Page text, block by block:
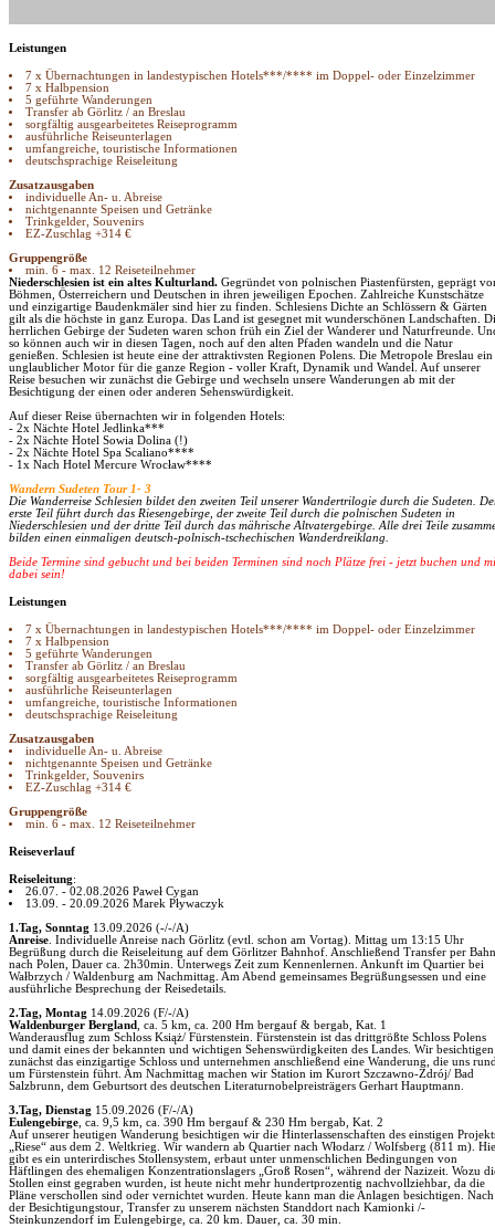
Leistungen
7 x Übernachtungen in landestypischen Hotels***/­**** im Doppel- oder Einzelzimmer
7 x Halbpension
5 geführte Wanderungen
Transfer ab Görlitz /­ an Breslau
sorgfältig ausgearbeitetes Reiseprogramm
ausführliche Reiseunterlagen
umfangreiche, touristische Informationen
deutschsprachige Reiseleitung
Zusatzausgaben
individuelle An- u. Abreise
nichtgenannte Speisen und Getränke
Trinkgelder, Souvenirs
EZ-Zuschlag +314 €
Gruppengröße
min. 6 - max. 12 Reiseteilnehmer
Niederschlesien ist ein altes Kulturland. Gegründet von polnischen Piastenfürsten, geprägt
Böhmen, Österreichern und Deutschen in ihren jeweiligen Epochen. Zahlreiche Kunstschätze
und einzigartige Baudenkmäler sind hier zu finden. Schlesiens Dichte an Schlössern & Gärten
gilt als die höchste in ganz Europa. Das Land ist gesegnet mit wunderschönen Landschaften.
herrlichen Gebirge der Sudeten waren schon früh ein Ziel der Wanderer und Naturfreunde.
so können auch wir in diesen Tagen, noch auf den alten Pfaden wandeln und die Natur
genießen. Schlesien ist heute eine der attraktivsten Regionen Polens. Die Metropole Breslau ein
unglaublicher Motor für die ganze Region - voller Kraft, Dynamik und Wandel. Auf unserer
Reise besuchen wir zunächst die Gebirge und wechseln unsere Wanderungen ab mit der
Besichtigung der einen oder anderen Sehenswürdigkeit.
Auf dieser Reise übernachten wir in folgenden Hotels:
- 2x Nächte Hotel Jedlinka***
- 2x Nächte Hotel Sowia Dolina (!)
- 2x Nächte Hotel Spa Scaliano****
- 1x Nach Hotel Mercure Wrocław****
Wandern Sudeten Tour 1- 3
Die Wanderreise Schlesien bildet den zweiten Teil unserer Wandertrilogie durch die Sudeten.
erste Teil führt durch das Riesengebirge, der zweite Teil durch die polnischen Sudeten in
Niederschlesien und der dritte Teil durch das mährische Altvatergebirge. Alle drei Teile
bilden einen einmaligen deutsch-polnisch-tschechischen Wanderdreiklang.
Beide Termine sind gebucht und bei beiden Terminen sind noch Plätze frei - jetzt buchen und
dabei sein!
Leistungen
7 x Übernachtungen in landestypischen Hotels***/­**** im Doppel- oder Einzelzimmer
7 x Halbpension
5 geführte Wanderungen
Transfer ab Görlitz /­ an Breslau
sorgfältig ausgearbeitetes Reiseprogramm
ausführliche Reiseunterlagen
umfangreiche, touristische Informationen
deutschsprachige Reiseleitung
Zusatzausgaben
individuelle An- u. Abreise
nichtgenannte Speisen und Getränke
Trinkgelder, Souvenirs
EZ-Zuschlag +314 €
Gruppengröße
min. 6 - max. 12 Reiseteilnehmer
Reiseverlauf
Reiseleitung:
26.07. - 02.08.2026 Paweł Cygan
13.09. - 20.09.2026 Marek Pływaczyk
1.Tag, Sonntag 13.09.2026 (-/­-/­A)
Anreise. Individuelle Anreise nach Görlitz (evtl. schon am Vortag). Mittag um 13:15 Uhr
Begrüßung durch die Reiseleitung auf dem Görlitzer Bahnhof. Anschließend Transfer per Bahn
nach Polen, Dauer ca. 2h30min. Unterwegs Zeit zum Kennenlernen. Ankunft im Quartier bei
Wałbrzych /­ Waldenburg am Nachmittag. Am Abend gemeinsames Begrüßungsessen und eine
ausführliche Besprechung der Reisedetails.
2.Tag, Montag 14.09.2026 (F/­-/­A)
Waldenburger Bergland, ca. 5 km, ca. 200 Hm bergauf & bergab, Kat. 1
Wanderausflug zum Schloss Książ/­ Fürstenstein. Fürstenstein ist das drittgrößte Schloss Polens
und damit eines der bekannten und wichtigen Sehenswürdigkeiten des Landes. Wir besichtigen
zunächst das einzigartige Schloss und unternehmen anschließend eine Wanderung, die uns
um Fürstenstein führt. Am Nachmittag machen wir Station im Kurort Szczawno-Zdrój/­ Bad
Salzbrunn, dem Geburtsort des deutschen Literaturnobelpreisträgers Gerhart Hauptmann.
3.Tag, Dienstag 15.09.2026 (F/­-/­A)
Eulengebirge, ca. 9,5 km, ca. 390 Hm bergauf & 230 Hm bergab, Kat. 2
Auf unserer heutigen Wanderung besichtigen wir die Hinterlassenschaften des einstigen
„Riese“ aus dem 2. Weltkrieg. Wir wandern ab Quartier nach Włodarz /­ Wolfsberg (811 m).
gibt es ein unterirdisches Stollensystem, erbaut unter unmenschlichen Bedingungen von
Häftlingen des ehemaligen Konzentrationslagers „Groß Rosen“, während der Nazizeit. Wozu
Stollen einst gegraben wurden, ist heute nicht mehr hundertprozentig nachvollziehbar, da die
Pläne verschollen sind oder vernichtet wurden. Heute kann man die Anlagen besichtigen. Nach
der Besichtigungstour, Transfer zu unserem nächsten Standdort nach Kamionki /­
Steinkunzendorf im Eulengebirge, ca. 20 km. Dauer, ca. 30 min.